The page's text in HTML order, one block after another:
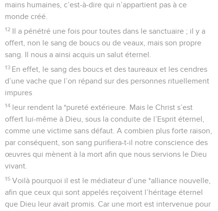
mains humaines, c’est-à-dire qui n’appartient pas à ce
monde créé.
12 Il a pénétré une fois pour toutes dans le sanctuaire ; il y a
offert, non le sang de boucs ou de veaux, mais son propre
sang. Il nous a ainsi acquis un salut éternel.
13 En effet, le sang des boucs et des taureaux et les cendres
d’une vache que l’on répand sur des personnes rituellement
impures
14 leur rendent la *pureté extérieure. Mais le Christ s’est
offert lui-même à Dieu, sous la conduite de l’Esprit éternel,
comme une victime sans défaut. A combien plus forte raison,
par conséquent, son sang purifiera-t-il notre conscience des
œuvres qui mènent à la mort afin que nous servions le Dieu
vivant.
15 Voilà pourquoi il est le médiateur d’une *alliance nouvelle,
afin que ceux qui sont appelés reçoivent l’héritage éternel
que Dieu leur avait promis. Car une mort est intervenue pour